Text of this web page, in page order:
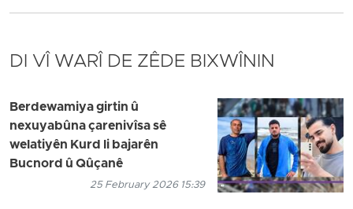
DI VÎ WARÎ DE ZÊDE BIXWÎNIN
Berdewamiya girtin û
nexuyabûna çarenivîsa sê
welatiyên Kurd li bajarên
Bucnord û Qûçanê
25 February 2026 15:39